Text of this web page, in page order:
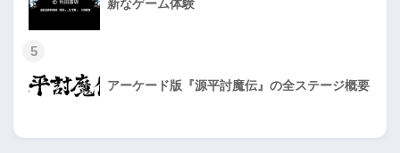
新なゲーム体験
5
アーケード版『源平討魔伝』の全ステージ概要